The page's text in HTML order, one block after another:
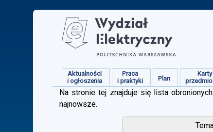
Aktualności
i ogłoszenia
Praca
i praktyki
Plan
Karty
Na stronie tej znajduje się lista
najnowsze.